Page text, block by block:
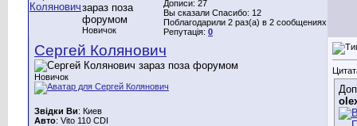
Новичок
Дописи: 27
Вы сказали Спасибо: 12
Поблагодарили 2 раз(а) в 2 сообщениях
Репутація: 0
Сергей Колянович
Новичок
Звідки Ви: Киев
Авто: Vito 110 CDI